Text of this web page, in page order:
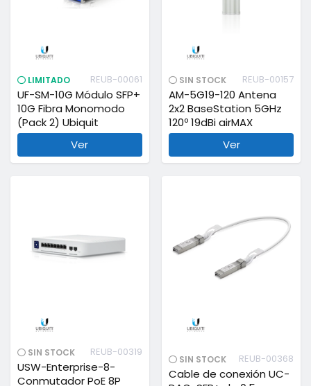
LIMITADO REUB-00061
UF-SM-10G Módulo SFP+
10G Fibra Monomodo
(Pack 2) Ubiquit
Ver
SIN STOCK REUB-00157
AM-5G19-120 Antena
2x2 BaseStation 5GHz
120º 19dBi airMAX
Ver
SIN STOCK REUB-00319
USW-Enterprise-8-
Conmutador PoE 8P
SIN STOCK REUB-00368
Cable de conexión UC-